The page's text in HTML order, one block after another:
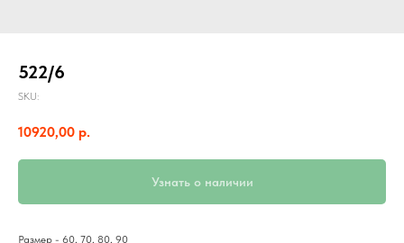
522/6
SKU:
10920,00 р.
Узнать о наличии
Размер - 60, 70, 80, 90